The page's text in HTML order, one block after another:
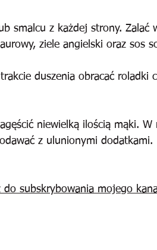
smalcu z każdej strony. Zalać
ziele angielski oraz sos
duszenia obracać roladki
niewielką ilością mąki. W
z ulunionymi dodatkami.
subskrybowania mojego